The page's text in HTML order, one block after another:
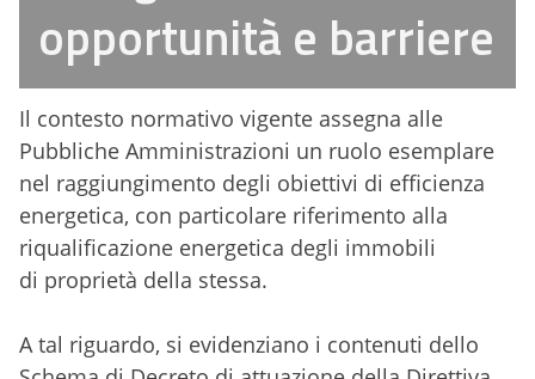
opportunità e barriere
Il contesto normativo vigente assegna alle
Pubbliche Amministrazioni un ruolo esemplare
nel raggiungimento degli obiettivi di efficienza
energetica, con particolare riferimento alla
riqualificazione energetica degli immobili
di proprietà della stessa.
A tal riguardo, si evidenziano i contenuti dello